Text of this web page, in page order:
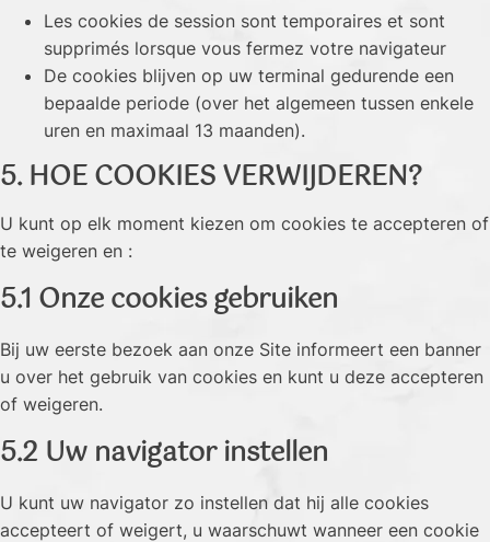
Les cookies de session sont temporaires et sont
supprimés lorsque vous fermez votre navigateur
De cookies blijven op uw terminal gedurende een
bepaalde periode (over het algemeen tussen enkele
uren en maximaal 13 maanden).
5. HOE COOKIES VERWIJDEREN?
U kunt op elk moment kiezen om cookies te accepteren of
te weigeren en :
5.1 Onze cookies gebruiken
Bij uw eerste bezoek aan onze Site informeert een banner
u over het gebruik van cookies en kunt u deze accepteren
of weigeren.
5.2 Uw navigator instellen
U kunt uw navigator zo instellen dat hij alle cookies
accepteert of weigert, u waarschuwt wanneer een cookie